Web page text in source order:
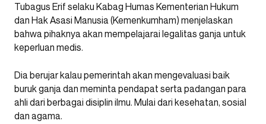
Tubagus Erif selaku Kabag Humas Kementerian Hukum
dan Hak Asasi Manusia (Kemenkumham) menjelaskan
bahwa pihaknya akan mempelajarai legalitas ganja untuk
keperluan medis.
Dia berujar kalau pemerintah akan mengevaluasi baik
buruk ganja dan meminta pendapat serta padangan para
ahli dari berbagai disiplin ilmu. Mulai dari kesehatan, sosial
dan agama.